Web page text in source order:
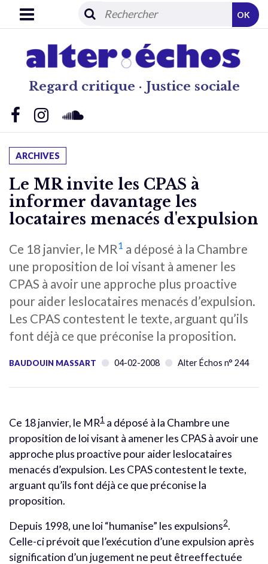
Regard critique · Justice sociale
OK
ARCHIVES
Le MR invite les CPAS à
informer davantage les
locataires menacés d'expulsion
Ce 18 janvier, le MR1 a déposé à la Chambre
une proposition de loi visant à amener les
CPAS à avoir une approche plus proactive
pour aider leslocataires menacés d’expulsion.
Les CPAS contestent le texte, arguant qu’ils
font déjà ce que préconise la proposition.
BAUDOUIN MASSART 04-02-2008 Alter Échos n° 244
Ce 18 janvier, le MR1 a déposé à la Chambre une
proposition de loi visant à amener les CPAS à avoir une
approche plus proactive pour aider leslocataires
menacés d’expulsion. Les CPAS contestent le texte,
arguant qu’ils font déjà ce que préconise la
proposition.
Depuis 1998, une loi “humanise” les expulsions2.
Celle-ci prévoit que l’exécution d’une expulsion après
signification d’un jugement ne peut êtreeffectuée